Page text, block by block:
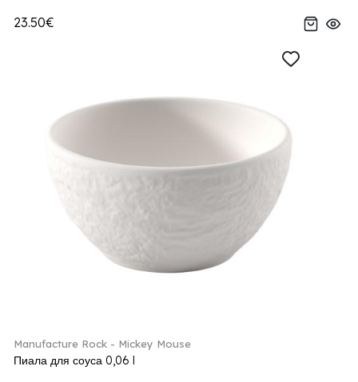
23.50€
Manufacture Rock - Mickey Mouse
Пиала для соуса 0,06 l